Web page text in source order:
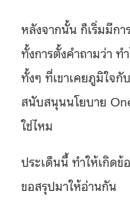
หลังจากนั้น ก็เริ่มมีกา
ทั้งการตั้งคำถามว่า ท
ทั้งๆ ที่เขาเคยภูมิใจ
สนับสนุนนโยบาย
ใช่ไหม
ประเด็นนี้ ทำให้เกิดข้
ขอสรุปมาให้อ่านกัน